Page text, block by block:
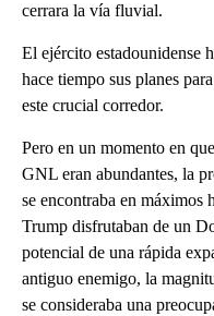
cerrara la vía fluvial.
El ejército estadounidense
hace tiempo sus planes
este crucial corredor.
Pero en un momento en
GNL eran abundantes, la
se encontraba en máximos
Trump disfrutaban de un
potencial de una rápida
antiguo enemigo, la
se consideraba una